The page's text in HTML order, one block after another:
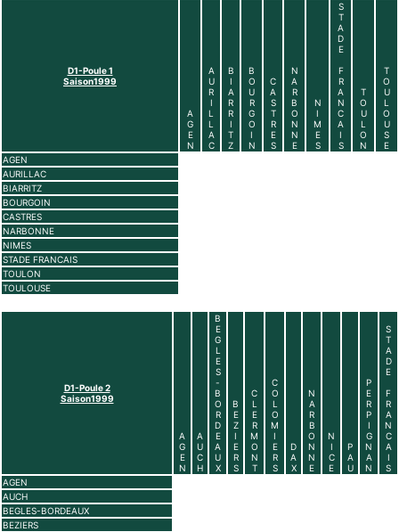
D1-Poule 1
Saison1999
A
G
E
N
A
U
R
I
L
L
A
C
B
I
A
R
R
I
T
Z
B
O
U
R
G
O
I
N
C
A
S
T
R
E
S
N
A
R
B
O
N
N
E
N
I
M
E
S
S
T
A
D
E
F
R
A
N
C
A
I
S
T
O
U
L
O
N
T
O
U
L
O
U
S
E
AGEN
AURILLAC
BIARRITZ
BOURGOIN
CASTRES
NARBONNE
NIMES
STADE FRANCAIS
TOULON
TOULOUSE
D1-Poule 2
Saison1999
A
G
E
N
A
U
C
H
B
E
G
L
E
S
-
B
O
R
D
E
A
U
X
B
E
Z
I
E
R
S
C
L
E
R
M
O
N
T
C
O
L
O
M
I
E
R
S
D
A
X
N
A
R
B
O
N
N
E
N
I
C
E
P
A
U
P
E
R
P
I
G
N
A
N
S
T
A
D
E
F
R
A
N
C
A
I
S
AGEN
AUCH
BEGLES-BORDEAUX
BEZIERS